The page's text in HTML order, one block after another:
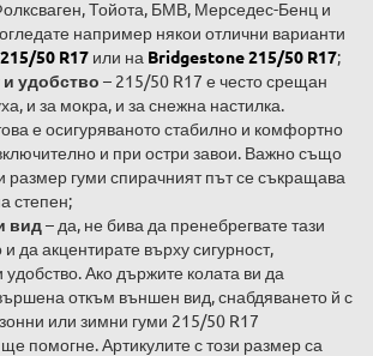
Тойота, БМВ, Мерседес-Бенц и
например някои отлични варианти
50 R17 или на Bridgestone 215/50 R17;
удобство – 215/50 R17 е често срещан
и за мокра, и за снежна настилка.
е осигуряваното стабилно и комфортно
и при остри завои. Важно също
размер гуми спирачният път се съкращава
степен;
вид– да, не бива да пренебрегвате тази
и да акцентирате върху сигурност,
удобство. Ако държите колата ви да
откъм външен вид, снабдяването й с
или зимни гуми 215/50 R17
помогне. Артикулите с този размер са